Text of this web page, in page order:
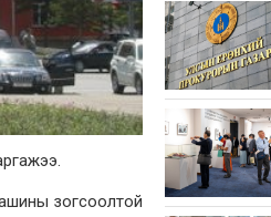
зогсоолтой